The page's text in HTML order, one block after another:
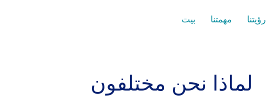
بيت مهمتنا رؤيتنا
لماذا نحن مختلفون